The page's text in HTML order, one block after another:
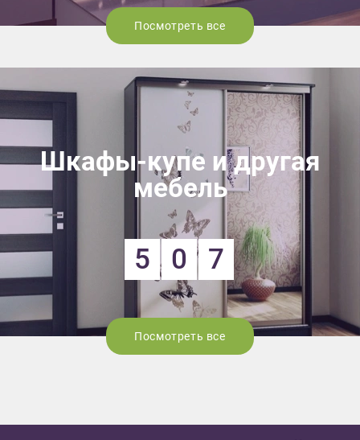
Посмотреть все
Шкафы-купе и другая
мебель
5 0 7
Посмотреть все